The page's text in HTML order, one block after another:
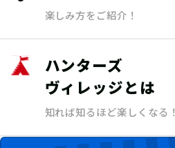
楽しみ方をご紹介！
ハンターズ
ヴィレッジとは
知れば知るほど楽しくなる！